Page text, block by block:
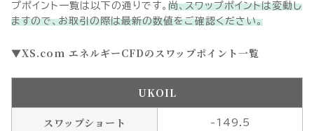
プポイント一覧は以下の通りです。 尚、スワップポイントは変動し
ますので、お取引の際は最新の数値をご確認ください。
XS.com エネルギーCFDのスワップポイント一覧
UKOIL
スワップショート -149.5